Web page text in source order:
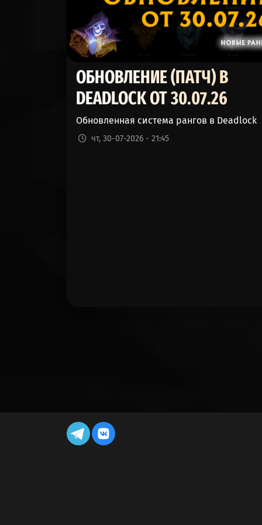
BILLY (БИЛЛИ)
REM (ДРЁМ)
INFERNUS (ИНФЕРНУС)
SHIV (ЗАТОЧКА)
SINCLAIR (СИНКЛЕР)
ОБНОВЛЕНИЕ (ПАТЧ) В
DEADLOCK ОТ 30.07.26
Обновленная система рангов в Deadlock
чт, 30-07-2026 - 21:45